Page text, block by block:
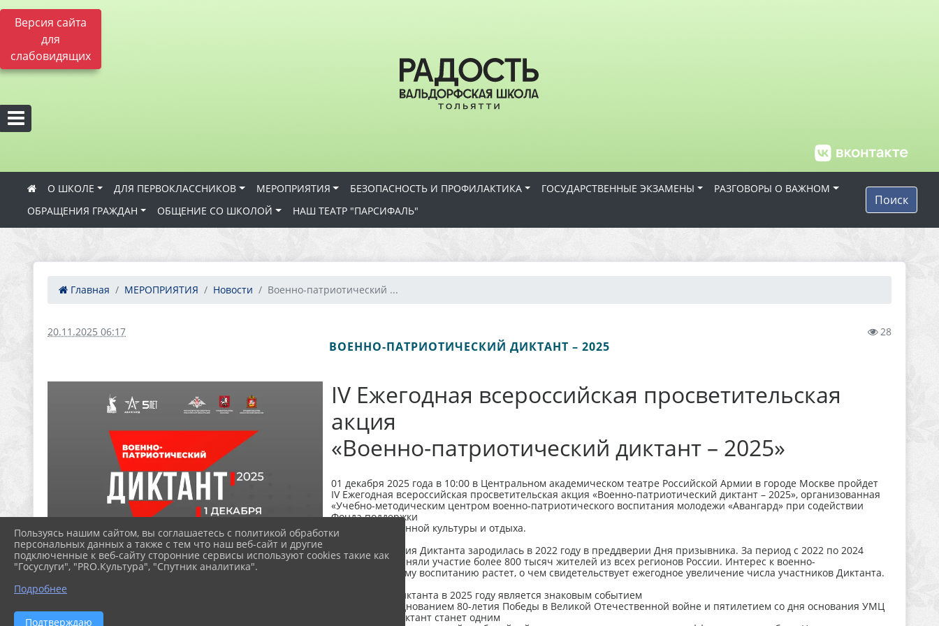
Версия сайта
для
слабовидящих
О ШКОЛЕ ДЛЯ ПЕРВОКЛАССНИКОВ МЕРОПРИЯТИЯ БЕЗОПАСНОСТЬ И ПРОФИЛАКТИКА ГОСУДАРСТВЕННЫЕ ЭКЗАМЕНЫ
РАЗГОВОРЫ О ВАЖНОМ
ОБРАЩЕНИЯ ГРАЖДАН
ОБЩЕНИЕ СО ШКОЛОЙ НАШ ТЕАТР "ПАРСИФАЛЬ"
Поиск
Главная МЕРОПРИЯТИЯ Новости Военно-патриотический ...
20.11.2025 06:17 28
ВОЕННО-ПАТРИОТИЧЕСКИЙ ДИКТАНТ – 2025
IV Ежегодная всероссийская просветительская
акция
«Военно-патриотический диктант – 2025»
01 декабря 2025 года в 10:00 в Центральном академическом театре Российской Армии в городе Москве пройдет
IV Ежегодная всероссийская просветительская акция «Военно-патриотический диктант – 2025», организованная
«Учебно-методическим центром военно-патриотического воспитания молодежи «Авангард» при содействии
Фонда поддержки
и развития военной культуры и отдыха.
Идея проведения Диктанта зародилась в 2022 году в преддверии Дня призывника. За период с 2022 по 2024
годы в нем приняли участие более 800 тысяч жителей из всех регионов России. Интерес к военно-
патриотическому воспитанию растет, о чем свидетельствует ежегодное увеличение числа участников Диктанта.
Проведение Диктанта в 2025 году является знаковым событием
в связи с празднованием 80-летия Победы в Великой Отечественной войне и пятилетием со дня основания УМЦ
«Авангард». Диктант станет одним
Пользуясь нашим сайтом, вы соглашаетесь с политикой обработки
персональных данных а также с тем что наш веб-сайт и другие
подключенные к веб-сайту сторонние сервисы используют cookies такие как
"Госуслуги", "PRO.Культура", "Спутник аналитика".
Подробнее
Подтверждаю